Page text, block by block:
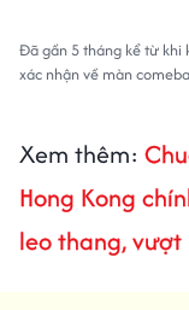
Đã gần 5 tháng kể từ khi
xác nhận về màn
Xem thêm:
Hong Kong
leo thang,